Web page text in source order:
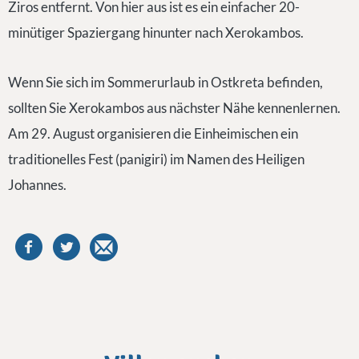
Ziros entfernt. Von hier aus ist es ein einfacher 20-
minütiger Spaziergang hinunter nach Xerokambos.
Wenn Sie sich im Sommerurlaub in Ostkreta befinden,
sollten Sie Xerokambos aus nächster Nähe kennenlernen.
Am 29. August organisieren die Einheimischen ein
traditionelles Fest (panigiri) im Namen des Heiligen
Johannes.